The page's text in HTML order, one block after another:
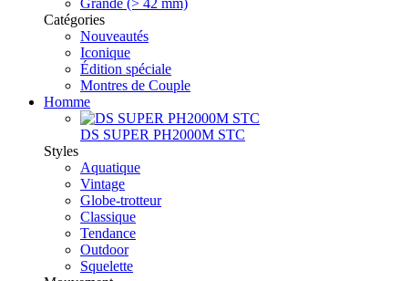
Catégories
Nouveautés
Iconique
Édition spéciale
Montres de Couple
Homme
DS SUPER PH2000M STC
Styles
Aquatique
Vintage
Globe-trotteur
Classique
Tendance
Outdoor
Squelette